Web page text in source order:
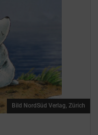
Bild NordSüd Verlag, Zürich